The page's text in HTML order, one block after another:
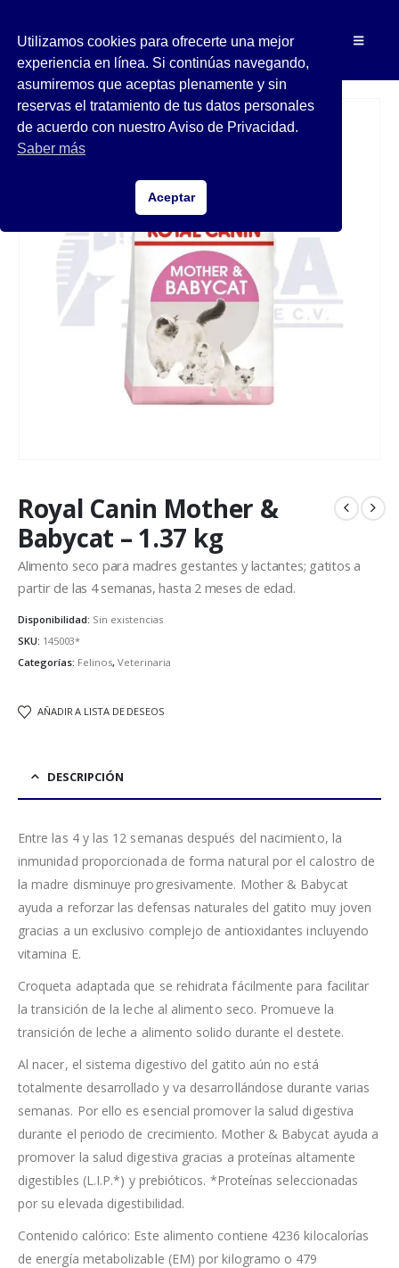
Royal Canin Mother &
Babycat – 1.37 kg
Alimento seco para madres gestantes y lactantes; gatitos a
partir de las 4 semanas, hasta 2 meses de edad.
Disponibilidad: Sin existencias
SKU: 145003*
Categorías: Felinos, Veterinaria
AÑADIR A LISTA DE DESEOS
DESCRIPCIÓN
Entre las 4 y las 12 semanas después del nacimiento, la
inmunidad proporcionada de forma natural por el calostro de
la madre disminuye progresivamente. Mother & Babycat
ayuda a reforzar las defensas naturales del gatito muy joven
gracias a un exclusivo complejo de antioxidantes incluyendo
vitamina E.
Croqueta adaptada que se rehidrata fácilmente para facilitar
la transición de la leche al alimento seco. Promueve la
transición de leche a alimento solido durante el destete.
Al nacer, el sistema digestivo del gatito aún no está
totalmente desarrollado y va desarrollándose durante varias
semanas. Por ello es esencial promover la salud digestiva
durante el periodo de crecimiento. Mother & Babycat ayuda a
promover la salud digestiva gracias a proteínas altamente
digestibles (L.I.P.*) y prebióticos. *Proteínas seleccionadas
por su elevada digestibilidad.
Contenido calórico: Este alimento contiene 4236 kilocalorías
de energía metabolizable (EM) por kilogramo o 479
Utilizamos cookies para ofrecerte una mejor
experiencia en línea. Si continúas navegando,
asumiremos que aceptas plenamente y sin
reservas el tratamiento de tus datos personales
de acuerdo con nuestro Aviso de Privacidad.
Saber más
Aceptar